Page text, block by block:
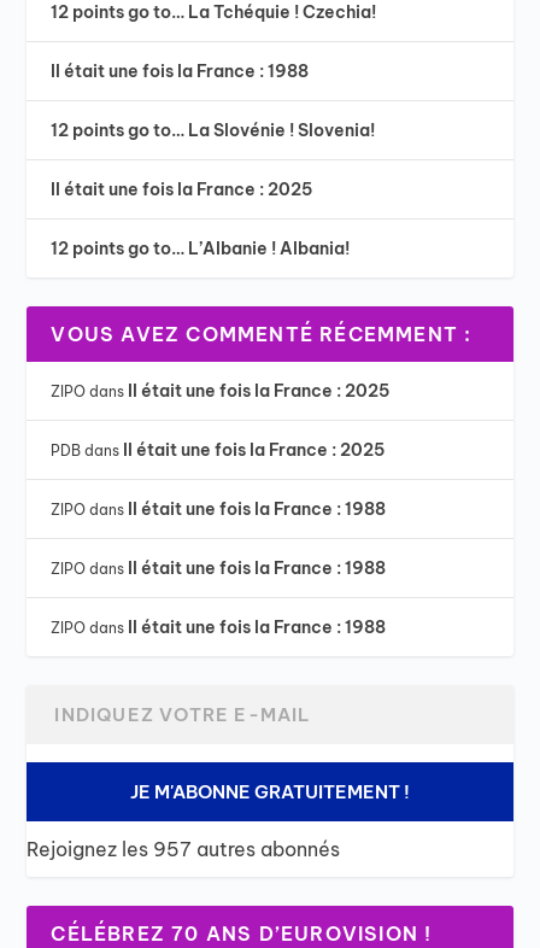
12 points go to… La Tchéquie ! Czechia!
Il était une fois la France : 1988
12 points go to… La Slovénie ! Slovenia!
Il était une fois la France : 2025
12 points go to… L’Albanie ! Albania!
VOUS AVEZ COMMENTÉ RÉCEMMENT :
ZIPO dans Il était une fois la France : 2025
PDB dans Il était une fois la France : 2025
ZIPO dans Il était une fois la France : 1988
ZIPO dans Il était une fois la France : 1988
ZIPO dans Il était une fois la France : 1988
JE M'ABONNE GRATUITEMENT !
Rejoignez les 957 autres abonnés
CÉLÉBREZ 70 ANS D’EUROVISION !